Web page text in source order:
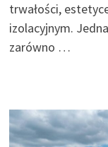
trwałości,
izolacyjnym.
zarówno …